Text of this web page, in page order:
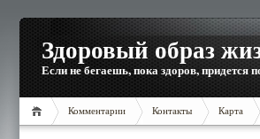
Здоровый образ
Если не бегаешь, пока здоров, придется
Комментарии Контакты Карта